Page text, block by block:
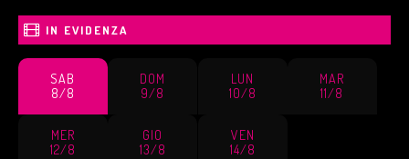
IN EVIDENZA
SAB
8/8
DOM
9/8
LUN
10/8
MAR
11/8
MER
12/8
GIO
13/8
VEN
14/8